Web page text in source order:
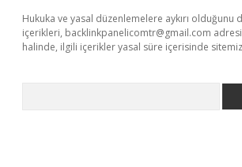
Hukuka ve yasal düzenlemelere aykırı olduğunu
içerikleri, backlinkpanelicomtr@gmail.com
halinde, ilgili içerikler yasal süre içerisinde